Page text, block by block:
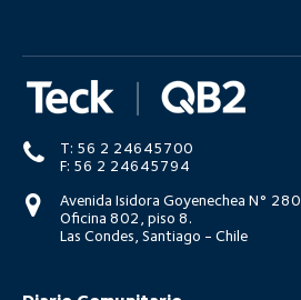
T: 56 2 24645700
F: 56 2 24645794
Avenida Isidora Goyenechea N°
Oficina 802, piso 8.
Las Condes, Santiago - Chile